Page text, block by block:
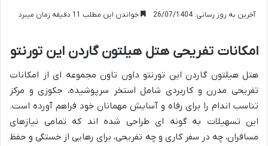
آخرین به روز رسانی: 26/07/1404 خواندن این مطلب 11 دقیقه زمان میبرد
امکانات تفریحی هتل هیلتون گاردن این تورنتو
هتل هیلتون گاردن این تورنتو داون تاون مجموعه ای از امکانات
تفریحی مدرن و کاربردی شامل استخر سرپوشیده، جکوزی و مرکز
تناسب اندام را برای رفاه و آسایش مهمانان خود فراهم آورده است.
این تسهیلات به گونه ای طراحی شده اند که تمامی نیازهای
مسافران، چه در سفر کاری و چه تفریحی، برای رهایی از خستگی و حفظ